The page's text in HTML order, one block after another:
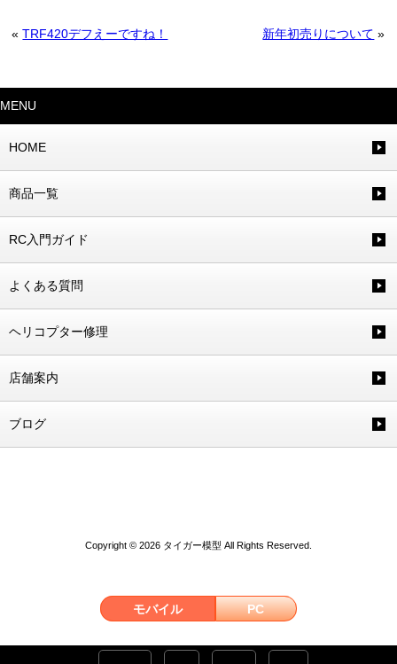
«TRF420デフえーですね！ 新年初売りについて »
MENU
HOME
商品一覧
RC入門ガイド
よくある質問
ヘリコプター修理
店舗案内
ブログ
Copyright © 2026 タイガー模型 All Rights Reserved.
モバイル PC